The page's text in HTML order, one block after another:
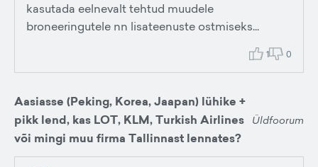
kasutada eelnevalt tehtud muudele
broneeringutele nn lisateenuste ostmiseks...
1 0
Aasiasse (Peking, Korea, Jaapan) lühike +
pikk lend, kas LOT, KLM, Turkish Airlines
või mingi muu firma Tallinnast lennates?
Üldfoorum